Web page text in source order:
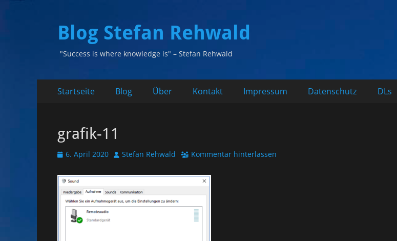
Blog Stefan Rehwald
"Success is where knowledge is" – Stefan Rehwald
Primäres
Inhalt
Startseite Blog Über Kontakt Impressum Datenschutz DLs
grafik-11
Veröffentlicht
6. April 2020 AutorStefan Rehwald Kommentar hinterlassen